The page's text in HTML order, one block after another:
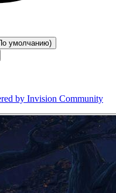
умолчанию)
by Invision Community